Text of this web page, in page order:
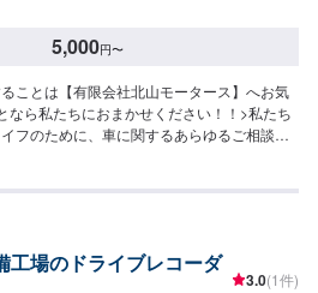
5,000円〜
ことは【有限会社北山モータース】へお気
なら私たちにおまかせください！！>私たち
フのために、車に関するあらゆるご相談に
るご要望にお応えします。これからも信頼
仕上がり次第納車-----納期について-----納
す。(要相談)納期は前後する場合がございま
工場のドライブレコーダ
3.0(1件)